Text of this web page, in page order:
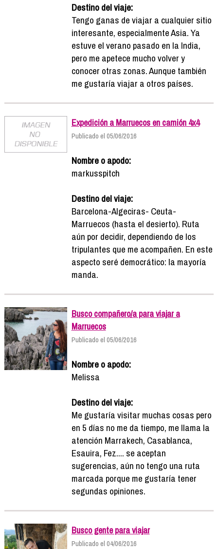
Destino del viaje:
Tengo ganas de viajar a cualquier sitio
interesante, especialmente Asia. Ya
estuve el verano pasado en la India,
pero me apetece mucho volver y
conocer otras zonas. Aunque también
me gustaría viajar a otros países.
Expedición a Marruecos en camión 4x4
Publicado el 05/06/2016
Nombre o apodo:
markusspitch
Destino del viaje:
Barcelona-Algeciras- Ceuta-
Marruecos (hasta el desierto). Ruta
aún por decidir, dependiendo de los
tripulantes que me acompañen. En este
aspecto seré democrático: la mayoría
manda.
Busco compañero/a para viajar a
Marruecos
Publicado el 05/06/2016
Nombre o apodo:
Melissa
Destino del viaje:
Me gustaría visitar muchas cosas pero
en 5 días no me da tiempo, me llama la
atención Marrakech, Casablanca,
Esauira, Fez.... se aceptan
sugerencias, aún no tengo una ruta
marcada porque me gustaría tener
segundas opiniones.
Busco gente para viajar
Publicado el 04/06/2016